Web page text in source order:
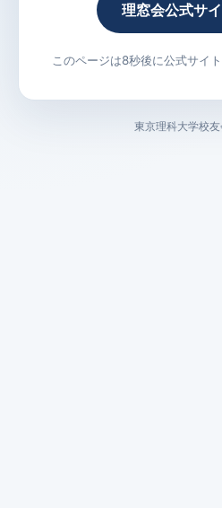
理窓会公式サ
このページは8秒後に公式サイ
東京理科大学校